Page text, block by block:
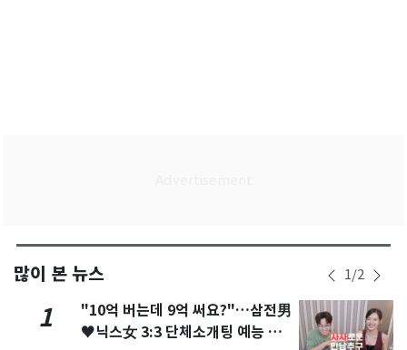
많이 본 뉴스 1/2
1
"10억 버는데 9억 써요?"…삼전男
♥닉스女 3:3 단체소개팅 예능 화